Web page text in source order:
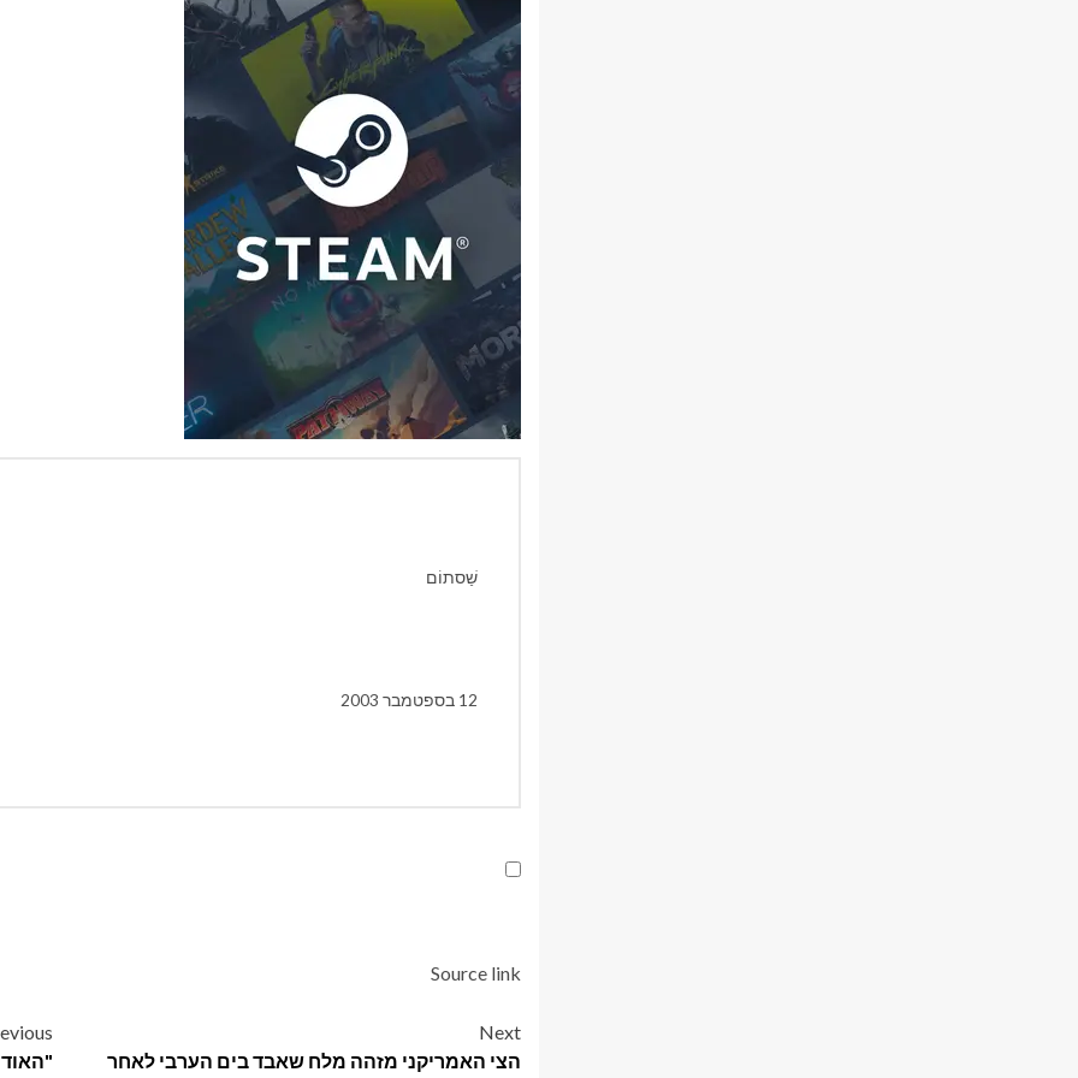
שַׁסתוֹם
12 בספטמבר 2003
Source link
Post
Next
הצי האמריקני מזהה מלח שאבד בים הערבי לאחר